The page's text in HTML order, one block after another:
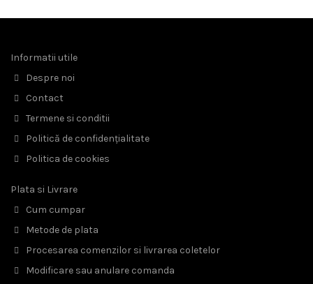
Informatii utile
Despre noi
Contact
Termene si conditii
Politică de confidențialitate
Politica de cookies
Plata si Livrare
Cum cumpar
Metode de plata
Procesarea comenzilor si livrarea coletelor
Modificare sau anulare comanda